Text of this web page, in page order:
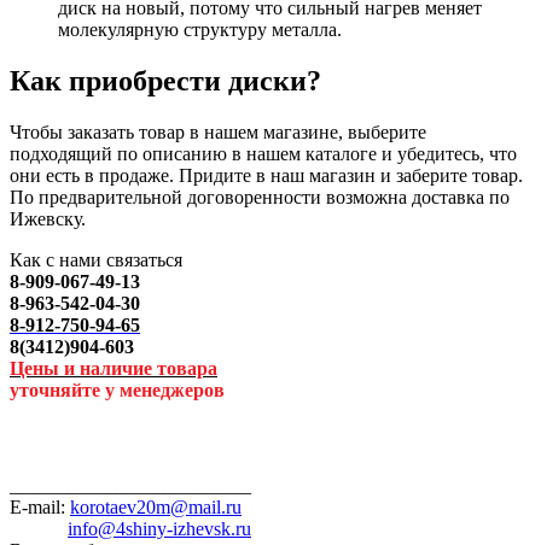
диск на новый, потому что сильный нагрев меняет
молекулярную структуру металла.
Как приобрести диски?
Чтобы заказать товар в нашем магазине, выберите
подходящий по описанию в нашем каталоге и убедитесь, что
они есть в продаже. Придите в наш магазин и заберите товар.
По предварительной договоренности возможна доставка по
Ижевску.
Как с нами связаться
8-909-067-49-13
8-963-542-04-30
8-912-750-94-65
8(3412)904-603
Цены и наличие товара
уточняйте у менеджеров
E-mail: korotaev20m@mail.ru
info@4shiny-izhevsk.ru